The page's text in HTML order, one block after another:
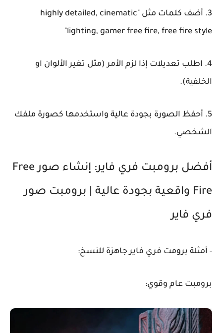
3. أضف كلمات مثل "highly detailed, cinematic
lighting, gamer free fire, free fire style"
4. اطلب تعديلات إذا لزم الأمر (مثل تغير الألوان او
الخلفية).
5. أحفظ الصورة بجودة عالية واستخدمها كصورة ملفك
الشخصي.
أفضل برومبت فري فاير: إنشاء صور Free
Fire واقعية بجودة عالية | برومبت صور
فري فاير
- أمثلة برومت فري فاير جاهزة للنسخ:
برومبت عام وقوي: